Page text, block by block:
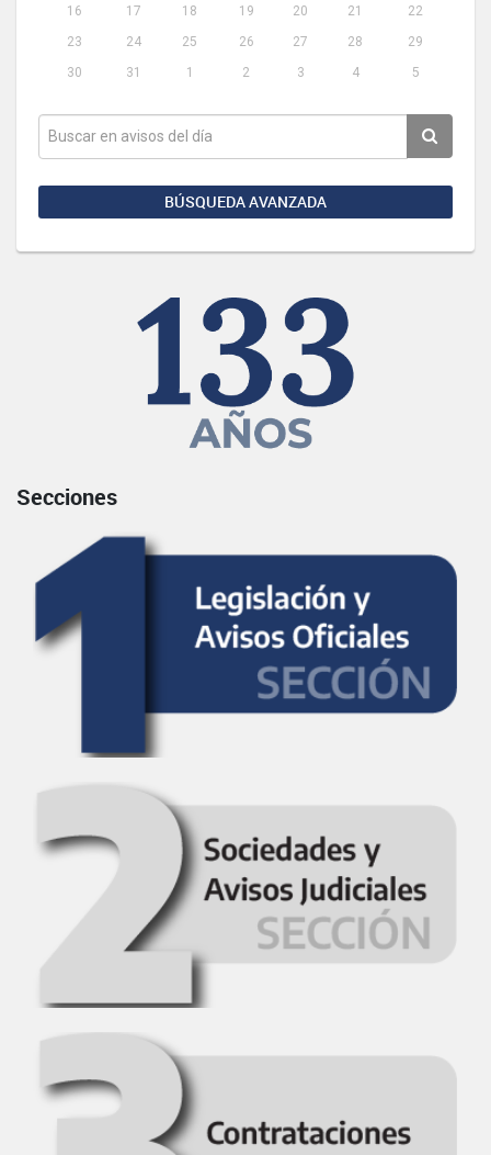
16
17 18 19 20 21
22
23
24 25 26 27 28
29
30
31 1 2 3 4 5
BÚSQUEDA AVANZADA
Secciones